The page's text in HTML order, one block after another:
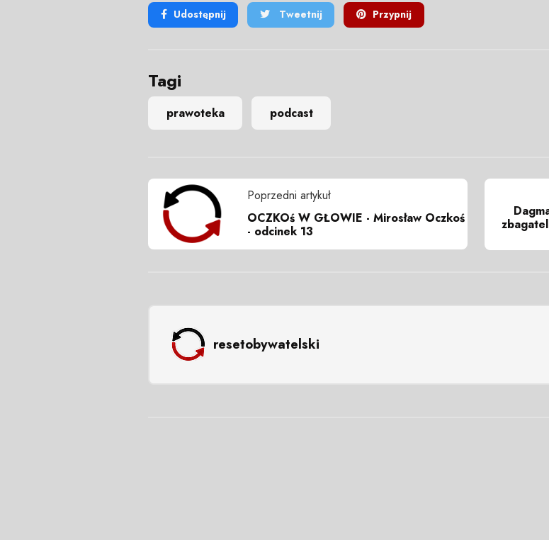
Udostępnij Tweetnij Przypnij
Tagi
prawoteka podcast
Poprzedni artykuł
OCZKOś W GŁOWIE - Mirosław Oczkoś
- odcinek 13
resetobywatelski